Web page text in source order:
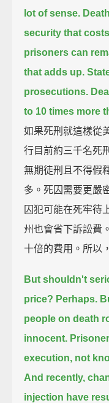
lot of sense.
security that
prisoners can
that adds up.
prosecutions.
to 10 times more
如果死刑就這樣從
行目前約三千名死
無期徒刑且不得假
多。死囚需要更嚴
囚犯可能在死牢待
州也會省下訴訟費
十倍的費用。所以
But shouldn't
price? Perhaps.
people on death
innocent.
execution, not
And recently,
injection have